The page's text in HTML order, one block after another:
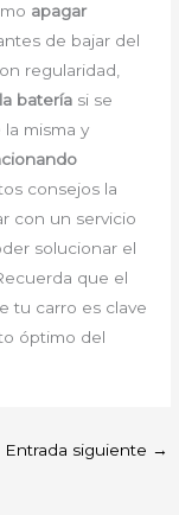
apagar
de bajar del
regularidad,
batería si se
la misma y
consejos la
con un servicio
solucionar el
que el
tu carro es clave
óptimo del
Entrada siguiente →